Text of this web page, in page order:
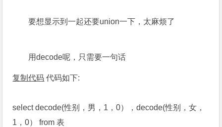
要想显示到一起还要union一下，太麻烦了
用decode呢，只需要一句话
复制代码 代码如下:
select decode(性别，男，1，0），decode(性别，女，
1，0） from 表